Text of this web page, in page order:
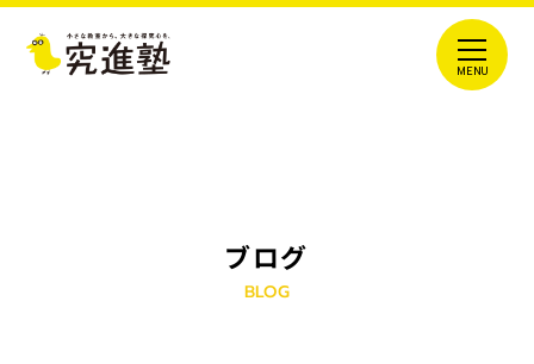
ブログ
BLOG